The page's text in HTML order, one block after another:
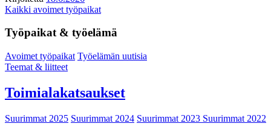
Kaikki avoimet työpaikat
Työpaikat & työelämä
Avoimet työpaikat Työelämän uutisia
Teemat & liitteet
Toimialakatsaukset
Suurimmat 2025 Suurimmat 2024 Suurimmat 2023 Suurimmat 2022